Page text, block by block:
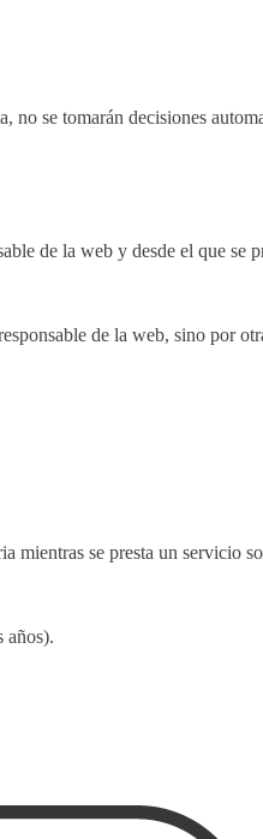
se tomarán decisiones
de la web y desde el que se
de la web, sino por
mientras se presta un servicio
años).